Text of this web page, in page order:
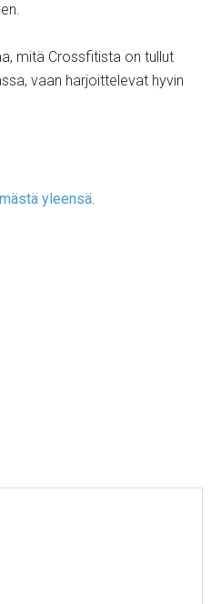
mitä Crossfitista on tullut
vaan harjoittelevat hyvin
yleensä.